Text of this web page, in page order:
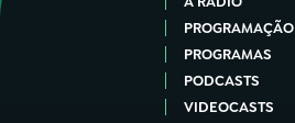
PROGRAMAÇÃO
PROGRAMAS
PODCASTS
VIDEOCASTS